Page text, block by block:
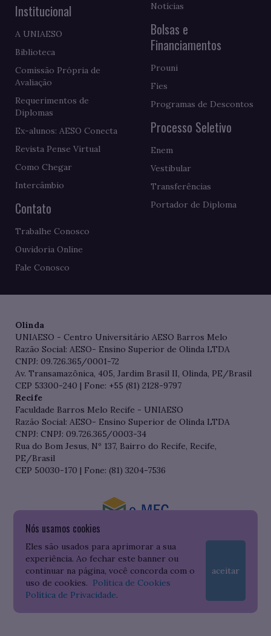
Nós usamos cookies
Eles são usados para aprimorar a sua
experiência. Ao fechar este banner ou
continuar na página, você concorda com o
uso de cookies. Política de Cookies
Política de Privacidade.
aceitar
Institucional
A UNIAESO
Biblioteca
Comissão Própria de
Avaliação
Requerimentos de
Diplomas
Ex-alunos: AESO Conecta
Revista Pense Virtual
Como Chegar
Intercâmbio
Contato
Trabalhe Conosco
Ouvidoria Online
Fale Conosco
Notícias
Bolsas e
Financiamentos
Prouni
Fies
Programas de Descontos
Processo Seletivo
Enem
Vestibular
Transferências
Portador de Diploma
Olinda
UNIAESO - Centro Universitário AESO Barros Melo
Razão Social: AESO- Ensino Superior de Olinda LTDA
CNPJ: 09.726.365/0001-72
Av. Transamazônica, 405, Jardim Brasil II, Olinda, PE/Brasil
CEP 53300-240 | Fone: +55 (81) 2128-9797
Recife
Faculdade Barros Melo Recife - UNIAESO
Razão Social: AESO- Ensino Superior de Olinda LTDA
CNPJ: CNPJ: 09.726.365/0003-34
Rua do Bom Jesus, Nº 137, Bairro do Recife, Recife,
PE/Brasil
CEP 50030-170 | Fone: (81) 3204-7536
Consulte o cadastro da Instituição no Sistema do e-MEC